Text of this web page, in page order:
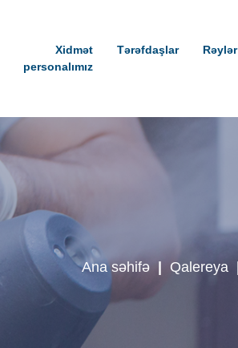
Xidmət
personalımız
Tərəfdaşlar Rəylər
Ana səhifə Qalereya